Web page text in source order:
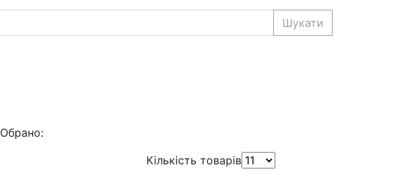
Шукати
Обрано:
Кількість товарів